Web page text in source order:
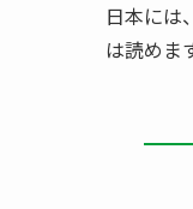
日本には
は読めま